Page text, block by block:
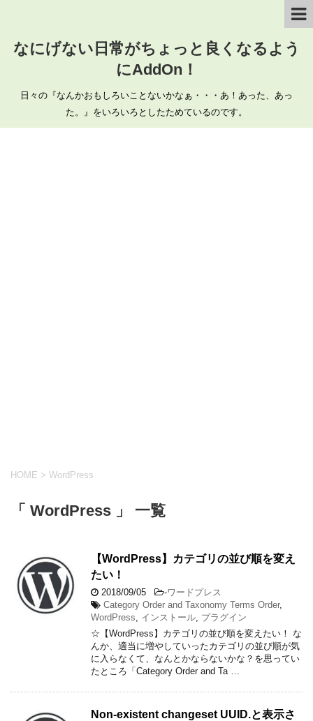
なにげない日常がちょっと良くなるよう
にAddOn！
日々の『なんかおもしろいことないかなぁ・・・あ！あった、あっ
た。』をいろいろとしたためているのです。
HOME > WordPress
「 WordPress 」 一覧
【WordPress】カテゴリの並び順を変え
たい！
2018/09/05 -ワードプレス
Category Order and Taxonomy Terms Order,
WordPress
インストール プラグイン
☆【WordPress】カテゴリの並び順を変えたい！ な
んか、適当に増やしていったカテゴリの並び順が気
に入らなくて、なんとかならないかな？を思ってい
たところ「Category Order and Ta …
Non-existent changeset UUID.と表示さ